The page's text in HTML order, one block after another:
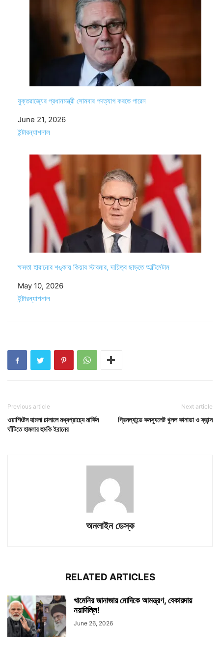
যুক্তরাজ্যের প্রধানমন্ত্রী সোমবার পদত্যাগ করতে পারেন
Date
June 21, 2026
In relation to
ইন্টারন্যাশনাল
ক্ষমতা হারানোর শঙ্কায় কিয়ার স্টারমার, দায়িত্ব ছাড়তে আল্টিমেটাম
Date
May 10, 2026
In relation to
ইন্টারন্যাশনাল
Previous article
ওয়াশিংটন হামলা চালালে মধ্যপ্রাচ্যে মার্কিন
ঘাঁটিতে হামলার হুমকি ইরানের
Next article
গ্রিনল্যান্ডে কনস্যুলেট খুলল কানাডা ও ফ্রান্স
অনলাইন ডেস্ক
RELATED ARTICLES
খামেনির জানাজায় মোদিকে আমন্ত্রণ, বেকায়দায়
নয়াদিল্লি!
June 26, 2026